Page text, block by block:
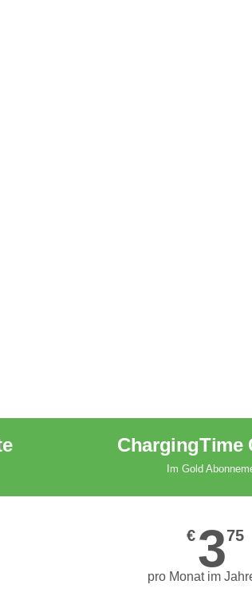
ChargingTime
Im Gold
€375
pro Monat im